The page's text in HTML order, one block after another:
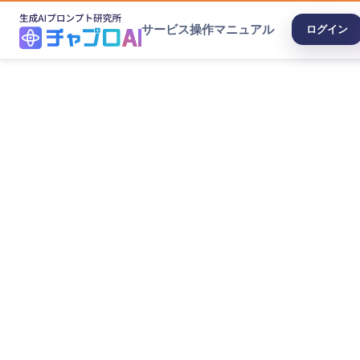
サービス操作マニュアル ログイン